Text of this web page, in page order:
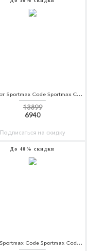
Свитшот Sportmax Code Sportmax Code SP027EWADSF9
13899
6940
Подписаться на скидку
До 40% скидки
Блуза Sportmax Code Sportmax Code SP027EWORC94